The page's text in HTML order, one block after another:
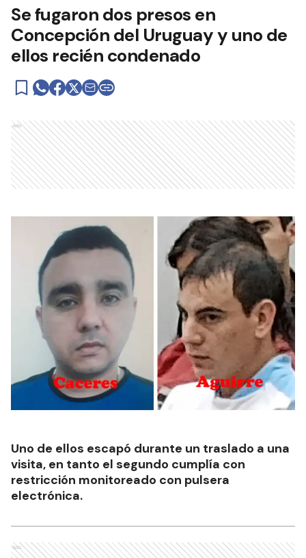
Se fugaron dos presos en
Concepción del Uruguay y uno de
ellos recién condenado
Ads
Uno de ellos escapó durante un traslado a una
visita, en tanto el segundo cumplía con
restricción monitoreado con pulsera
electrónica.
Ads